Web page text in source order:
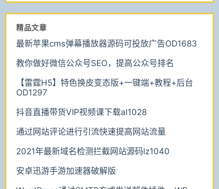
精品文章
最新苹果cms弹幕播放器源码可投放广告OD1683
教你做好微信公众号SEO，提高公众号排名
【雷霆H5】特色换皮变态版+一键端+教程+后台
OD1297
抖音直播带货VIP视频课下载al1028
通过网站评论进行引流快速提高网站流量
2021年最新域名检测拦截网站源码lz1040
安卓迅游手游加速器破解版